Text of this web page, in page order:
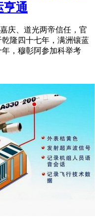
亨通
庆、道光两帝信任，官
隆四十七年，满洲镶蓝
，穆彰阿参加科举考